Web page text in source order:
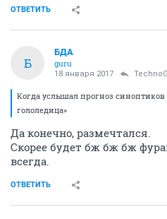
ОТВЕТИТЬ
Б
БДА
guru
18 января 2017
Когда услышал прогноз синоптиков
гололедица»
Да конечно, размечтался.
Скорее будет бж бж бж
всегда.
ОТВЕТИТЬ